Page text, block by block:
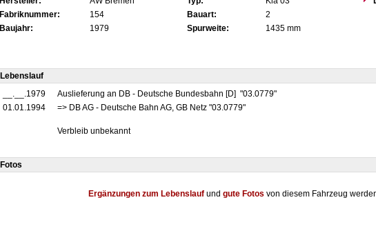
Fabriknummer:
154 Bauart:
2
Baujahr:
1979 Spurweite: 1435 mm
Lebenslauf
__.__.1979
Auslieferung an DB - Deutsche Bundesbahn [D] "03.0779"
01.01.1994
=> DB AG - Deutsche Bahn AG, GB Netz "03.0779"
Verbleib unbekannt
Fotos
Ergänzungen zum Lebenslaufund gute Fotos von diesem Fahrzeug